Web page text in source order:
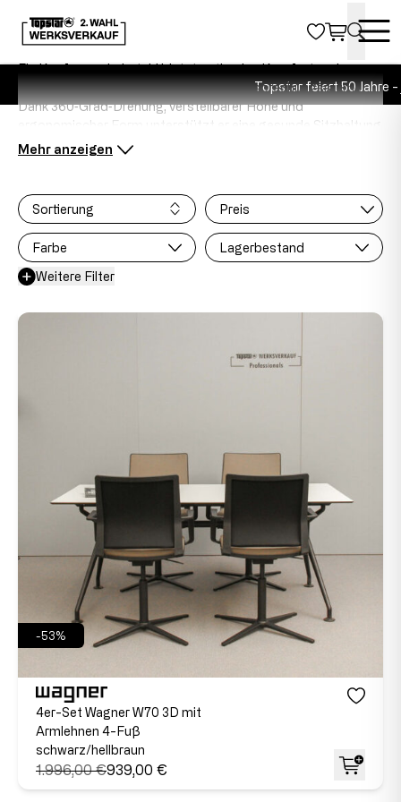
Topstar feiert 50 Jahre -
KONFERENZ-DREHSTÜHLE
Ein Konferenzdrehstuhl bietet optimalen Komfort und
Flexibilität für moderne Arbeits- und Besprechungsräume.
Dank 360‑Grad‑Drehung, verstellbarer Höhe und
ergonomischer Form unterstützt er eine gesunde Sitzhaltung
und reduziert Rücken‑ und Nackenbelastungen während
und ein elegantes, modernes Design. Rollen ermöglichen
maximale Beweglichkeit, während optionale Lendenstützen
zusätzlichen Komfort bieten. Im Topstar‑Werksverkauf
erhalten Unternehmen und Teams attraktive Rabatte – ideal,
um professionelle Räume stilvoll, funktional und
Sortierung Preis
Farbe Lagerbestand
Weitere Filter
-53%
4er-Set Wagner W70 3D mit
Armlehnen 4-Fuß
schwarz/hellbraun
1.996,00 €939,00 €